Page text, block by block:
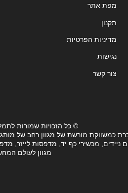
מפת אתר
תקנון
מדיניות הפרטיות
נגישות
צור קשר
© כל הזכויות שמורות לתמליל 2100
כמשווקת מורשת של מגוון רחב של
מכשירי כף יד, מדפסות לייזר,
מגוון לעולם